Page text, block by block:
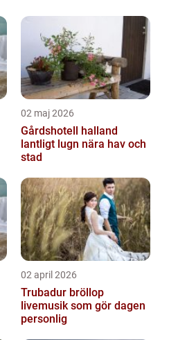
02 maj 2026
Gårdshotell halland
lantligt lugn nära hav och
stad
02 april 2026
Trubadur bröllop
livemusik som gör dagen
personlig